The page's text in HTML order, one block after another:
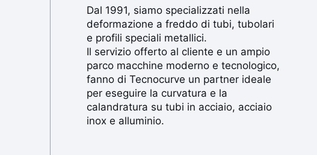
Dal 1991, siamo specializzati nella
deformazione a freddo di tubi, tubolari
e profili speciali metallici.
Il servizio offerto al cliente e un ampio
parco macchine moderno e tecnologico,
fanno di Tecnocurve un partner ideale
per eseguire la curvatura e la
calandratura su tubi in acciaio, acciaio
inox e alluminio.